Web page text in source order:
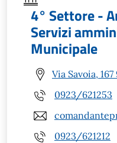
4° Settore -
Servizi
Municipale
Via Savoia,
0923/621253
0923/621212